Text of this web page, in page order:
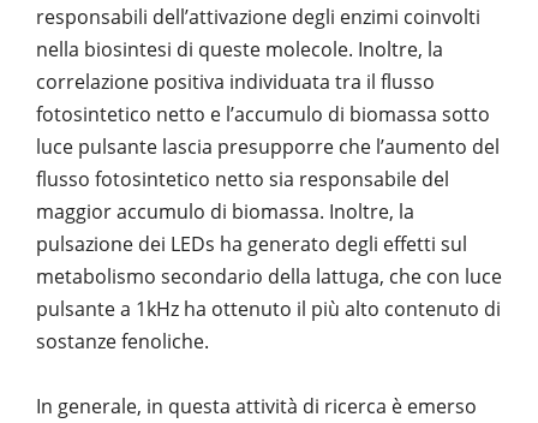
responsabili dell’attivazione degli enzimi coinvolti
nella biosintesi di queste molecole. Inoltre, la
correlazione positiva individuata tra il flusso
fotosintetico netto e l’accumulo di biomassa sotto
luce pulsante lascia presupporre che l’aumento del
flusso fotosintetico netto sia responsabile del
maggior accumulo di biomassa. Inoltre, la
pulsazione dei LEDs ha generato degli effetti sul
metabolismo secondario della lattuga, che con luce
pulsante a 1kHz ha ottenuto il più alto contenuto di
sostanze fenoliche.
In generale, in questa attività di ricerca è emerso